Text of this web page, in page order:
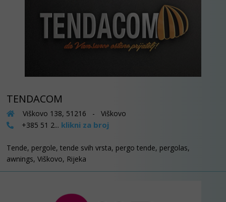
TENDACOM
Viškovo 138, 51216 - Viškovo
+385 51 2... klikni za broj
Tende, pergole, tende svih vrsta, pergo tende, pergolas,
awnings, Viškovo, Rijeka